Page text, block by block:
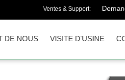
Ventes & Support:
DE NOUS VISITE D'USINE